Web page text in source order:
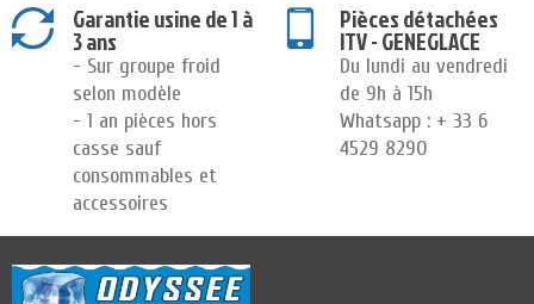
Garantie usine de 1 à
3 ans
- Sur groupe froid
selon modèle
- 1 an pièces hors
casse sauf
consommables et
accessoires
Pièces détachées
ITV - GENEGLACE
Du lundi au vendredi
de 9h à 15h
Whatsapp : + 33 6
4529 8290